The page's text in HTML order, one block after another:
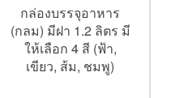
กล่องบรรจุอาหาร
(กลม) มีฝา 1.2 ลิตร มี
ให้เลือก 4 สี (ฟ้า,
เขียว, ส้ม, ชมพู)